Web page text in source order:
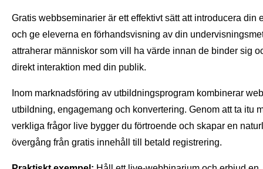
Gratis webbseminarier är ett effektivt sätt att introducera din
och ge eleverna en förhandsvisning av din
attraherar människor som vill ha värde innan de binder sig
direkt interaktion med din publik.
Inom marknadsföring av utbildningsprogram kombinerar
utbildning, engagemang och konvertering. Genom att ta itu
verkliga frågor live bygger du förtroende och skapar en
övergång från gratis innehåll till betald registrering.